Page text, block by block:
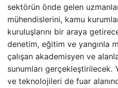
sektörün önde gelen
mühendislerini, kamu
kuruluşlarını bir araya
denetim, eğitim ve yangınla
çalışan akademisyen ve
sunumları gerçekleştirilecek.
ve teknolojileri de fuar